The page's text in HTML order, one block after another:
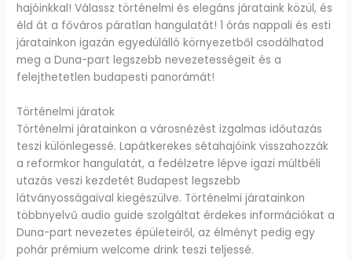
hajóinkkal! Válassz történelmi és elegáns járataink közül, és
éld át a főváros páratlan hangulatát! 1 órás nappali és esti
járatainkon igazán egyedülálló környezetből csodálhatod
meg a Duna-part legszebb nevezetességeit és a
felejthetetlen budapesti panorámát!
Történelmi járatok
Történelmi járatainkon a városnézést izgalmas időutazás
teszi különlegessé. Lapátkerekes sétahajóink visszahozzák
a reformkor hangulatát, a fedélzetre lépve igazi múltbéli
utazás veszi kezdetét Budapest legszebb
látványosságaival kiegészülve. Történelmi járatainkon
többnyelvű audio guide szolgáltat érdekes információkat a
Duna-part nevezetes épületeiről, az élményt pedig egy
pohár prémium welcome drink teszi teljessé.